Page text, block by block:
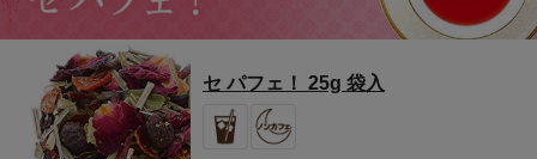
セ パフェ！ 25g 袋入